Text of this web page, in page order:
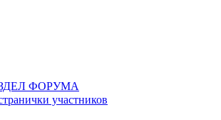
ФОРУМА
участников